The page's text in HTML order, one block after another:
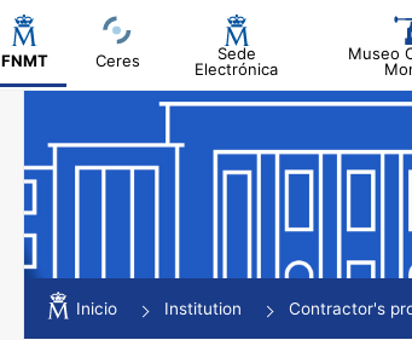
FNMT Ceres
Sede
Electrónica
Museo
Show/Hide
Inicio Institution Contractor's